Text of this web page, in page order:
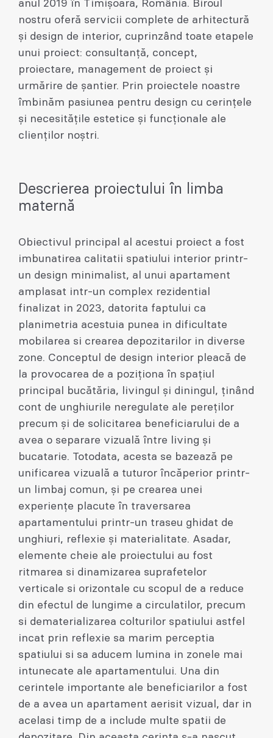
anul 2019 în Timișoara, România. Biroul
nostru oferă servicii complete de arhitectură
și design de interior, cuprinzând toate etapele
unui proiect: consultanță, concept,
proiectare, management de proiect și
urmărire de șantier. Prin proiectele noastre
îmbinăm pasiunea pentru design cu cerințele
și necesitățile estetice și funcționale ale
clienților noștri.
Descrierea proiectului în limba
maternă
Obiectivul principal al acestui proiect a fost
imbunatirea calitatii spatiului interior printr-
un design minimalist, al unui apartament
amplasat intr-un complex rezidential
finalizat in 2023, datorita faptului ca
planimetria acestuia punea in dificultate
mobilarea si crearea depozitarilor in diverse
zone. Conceptul de design interior pleacă de
la provocarea de a poziționa în spațiul
principal bucătăria, livingul și diningul, ținând
cont de unghiurile neregulate ale pereților
precum și de solicitarea beneficiarului de a
avea o separare vizuală între living și
bucatarie. Totodata, acesta se bazează pe
unificarea vizuală a tuturor încăperior printr-
un limbaj comun, și pe crearea unei
experiențe placute în traversarea
apartamentului printr-un traseu ghidat de
unghiuri, reflexie și materialitate. Asadar,
elemente cheie ale proiectului au fost
ritmarea si dinamizarea suprafetelor
verticale si orizontale cu scopul de a reduce
din efectul de lungime a circulatilor, precum
si dematerializarea colturilor spatiului astfel
incat prin reflexie sa marim perceptia
spatiului si sa aducem lumina in zonele mai
intunecate ale apartamentului. Una din
cerintele importante ale beneficiarilor a fost
de a avea un apartament aerisit vizual, dar in
acelasi timp de a include multe spatii de